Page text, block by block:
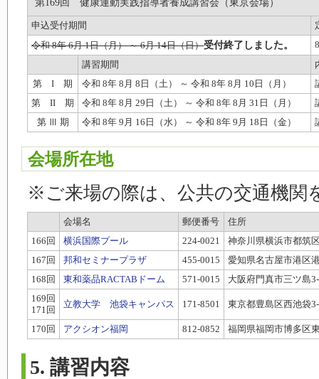
申込受付期間
令和 8年 6月 1日（月） ～ 6月 14日（日）受付終了しました。
講習期間
第 I 期
令和 8年 8月 8日（土） ～ 令和 8年 8月 10日（月）
第 II 期
令和 8年 8月 29日（土） ～ 令和 8年 8月 31日（月）
第 Ⅲ 期
令和 8年 9月 16日（水） ～ 令和 8年 9月 18日（金）
会場所在地
※ご来場の際は、公共の交通機関
会場名 郵便番号
住所
166回
横浜国際プール 224-0021
神奈川県横浜市都筑
167回
邦和セミナープラザ 455-0015
愛知県名古屋市港区
168回
東和薬品RACTABドーム 571-0015
大阪府門真市三ツ島
169回
171回
立教大学 池袋キャンパス 171-8501 東京都豊島区西池袋
170回 アクシオン福岡 812-0852 福岡県福岡市博多区
5. 講習内容